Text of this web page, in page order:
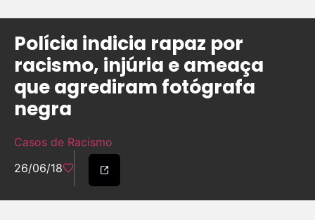
Polícia indicia rapaz por
racismo, injúria e ameaça
que agrediram fotógrafa
negra
Casos de Racismo
26/06/18